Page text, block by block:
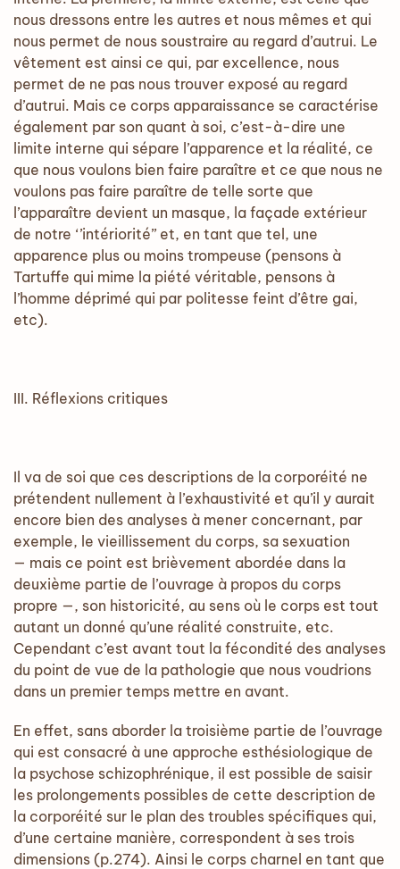
nous dressons entre les autres et nous mêmes et qui
nous permet de nous soustraire au regard d’autrui. Le
vêtement est ainsi ce qui, par excellence, nous
permet de ne pas nous trouver exposé au regard
d’autrui. Mais ce corps apparaissance se caractérise
également par son quant à soi, c’est-à-dire une
limite interne qui sépare l’apparence et la réalité, ce
que nous voulons bien faire paraître et ce que nous ne
voulons pas faire paraître de telle sorte que
l’apparaître devient un masque, la façade extérieur
de notre ‘’intériorité’’ et, en tant que tel, une
apparence plus ou moins trompeuse (pensons à
Tartuffe qui mime la piété véritable, pensons à
l’homme déprimé qui par politesse feint d’être gai,
etc).
III. Réflexions critiques
Il va de soi que ces descriptions de la corporéité ne
prétendent nullement à l’exhaustivité et qu’il y aurait
encore bien des analyses à mener concernant, par
exemple, le vieillissement du corps, sa sexuation
— mais ce point est brièvement abordée dans la
deuxième partie de l’ouvrage à propos du corps
propre —, son historicité, au sens où le corps est tout
autant un donné qu’une réalité construite, etc.
Cependant c’est avant tout la fécondité des analyses
du point de vue de la pathologie que nous voudrions
dans un premier temps mettre en avant.
En effet, sans aborder la troisième partie de l’ouvrage
qui est consacré à une approche esthésiologique de
la psychose schizophrénique, il est possible de saisir
les prolongements possibles de cette description de
la corporéité sur le plan des troubles spécifiques qui,
d’une certaine manière, correspondent à ses trois
dimensions (p.274). Ainsi le corps charnel en tant que